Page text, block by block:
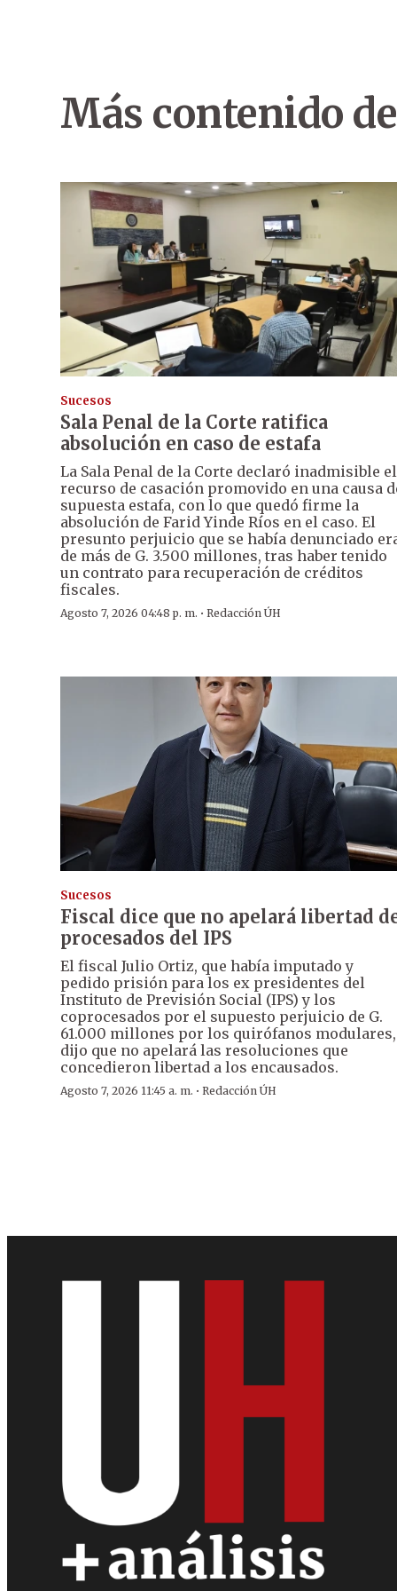
Más contenido
Sucesos
Sala Penal de la Corte ratifica
absolución en caso de estafa
La Sala Penal de la Corte declaró inadmisible el
recurso de casación promovido en una causa
supuesta estafa, con lo que quedó firme la
absolución de Farid Yinde Ríos en el caso. El
presunto perjuicio que se había denunciado
de más de G. 3.500 millones, tras haber tenido
un contrato para recuperación de créditos
fiscales.
Agosto 7, 2026 04:48 p. m. · Redacción ÚH
Sucesos
Fiscal dice que no apelará libertad
procesados del IPS
El fiscal Julio Ortiz, que había imputado y
pedido prisión para los ex presidentes del
Instituto de Previsión Social (IPS) y los
coprocesados por el supuesto perjuicio de G.
61.000 millones por los quirófanos modulares,
dijo que no apelará las resoluciones que
concedieron libertad a los encausados.
Agosto 7, 2026 11:45 a. m. · Redacción ÚH